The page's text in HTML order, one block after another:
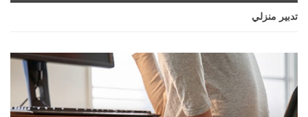
تدبير منزلي